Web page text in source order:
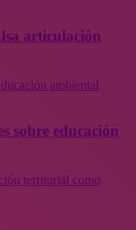
articulación
ambiental
sobre educación
territorial como